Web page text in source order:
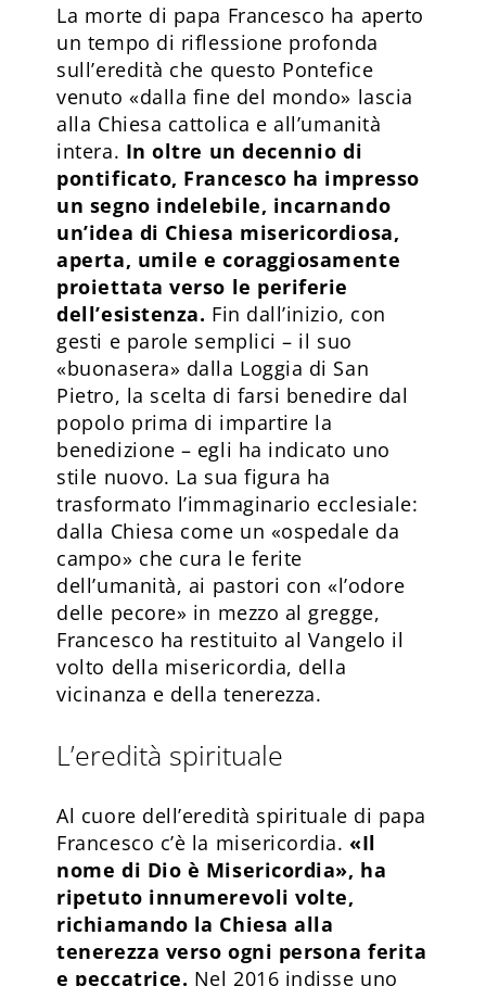
La morte di papa Francesco ha aperto
un tempo di riflessione profonda
sull’eredità che questo Pontefice
venuto «dalla fine del mondo» lascia
alla Chiesa cattolica e all’umanità
intera. In oltre un decennio di
pontificato, Francesco ha impresso
un segno indelebile, incarnando
un’idea di Chiesa misericordiosa,
aperta, umile e coraggiosamente
proiettata verso le periferie
dell’esistenza. Fin dall’inizio, con
gesti e parole semplici – il suo
«buonasera» dalla Loggia di San
Pietro, la scelta di farsi benedire dal
popolo prima di impartire la
benedizione – egli ha indicato uno
stile nuovo. La sua figura ha
trasformato l’immaginario ecclesiale:
dalla Chiesa come un «ospedale da
campo» che cura le ferite
dell’umanità, ai pastori con «l’odore
delle pecore» in mezzo al gregge,
Francesco ha restituito al Vangelo il
volto della misericordia, della
vicinanza e della tenerezza.
L’eredità spirituale
Al cuore dell’eredità spirituale di papa
Francesco c’è la misericordia. «Il
nome di Dio è Misericordia», ha
ripetuto innumerevoli volte,
richiamando la Chiesa alla
tenerezza verso ogni persona ferita
e peccatrice. Nel 2016 indisse uno